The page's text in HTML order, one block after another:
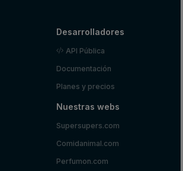
Desarrolladores
API Pública
Documentación
Planes y precios
Nuestras webs
Supersupers.com
Comidanimal.com
Perfumon.com